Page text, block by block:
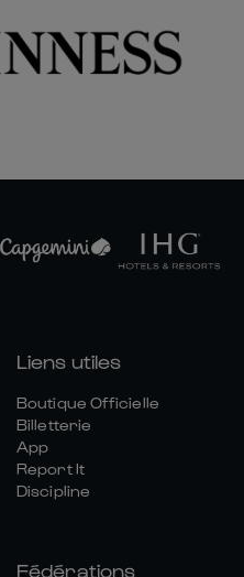
Liens utiles
Boutique Officielle
Billetterie
App
Report It
Discipline
Fédérations